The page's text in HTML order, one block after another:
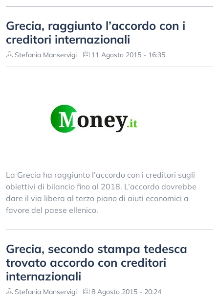
Grecia, raggiunto l’accordo con i
creditori internazionali
Stefania Manservigi 11 Agosto 2015 - 16:35
La Grecia ha raggiunto l’accordo con i creditori sugli
obiettivi di bilancio fino al 2018. L’accordo dovrebbe
dare il via libera al terzo piano di aiuti economici a
favore del paese ellenico.
Grecia, secondo stampa tedesca
trovato accordo con creditori
internazionali
Stefania Manservigi 8 Agosto 2015 - 20:24